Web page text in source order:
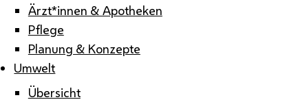
Ärzt*innen & Apotheken
Pflege
Planung & Konzepte
Umwelt
Übersicht